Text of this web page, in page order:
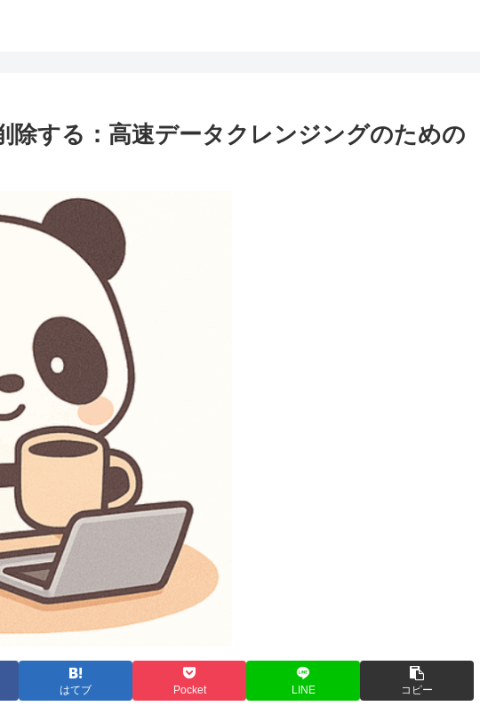
除する：高速データクレンジングのための
はてブ Pocket LINE コピー